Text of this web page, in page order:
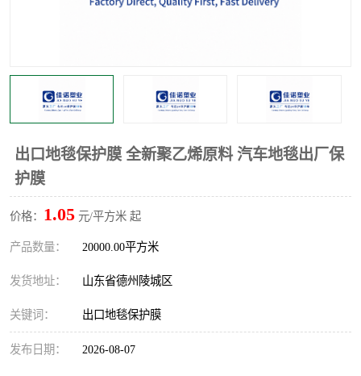
出口地毯保护膜 全新聚乙烯原料 汽车地毯出厂保
护膜
价格： 1.05 元/平方米 起
产品数量： 20000.00平方米
发货地址： 山东省德州陵城区
关键词： 出口地毯保护膜
发布日期： 2026-08-07
不锈钢板保护膜 一次性隔离膜